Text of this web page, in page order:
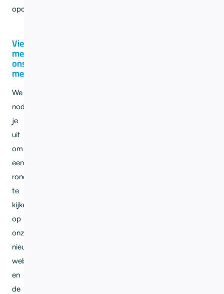
opdrachtgevers.
Vier
met
ons
mee!
We
nodigen
je
uit
om
een
rond
te
kijken
op
onze
nieuwe
website
en
de